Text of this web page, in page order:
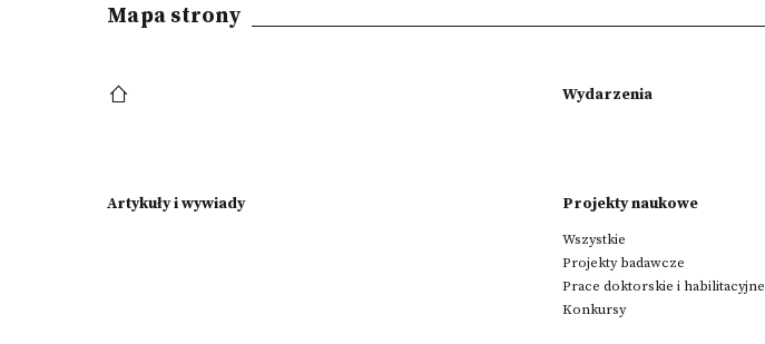
Mapa strony
Wydarzenia
Artykuły i wywiady Projekty naukowe
Wszystkie
Projekty badawcze
Prace doktorskie i habilitacyjne
Konkursy